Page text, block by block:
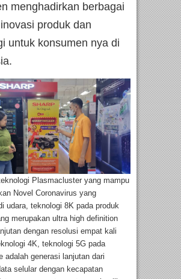
menghadirkan berbagai
produk dan
untuk konsumen nya di
Plasmacluster yang mampu
Novel Coronavirus yang
udara, teknologi 8K pada produk
merupakan ultra high definition
dengan resolusi empat kali
4K, teknologi 5G pada
adalah generasi lanjutan dari
selular dengan kecapatan